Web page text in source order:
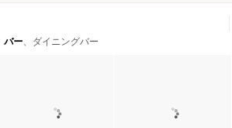
バー、ダイニングバー